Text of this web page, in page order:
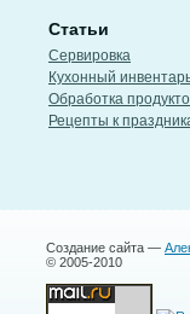
Статьи
Сервировка
Кухонный
Обработка
Рецепты к
Создание сайта —
© 2005-2010